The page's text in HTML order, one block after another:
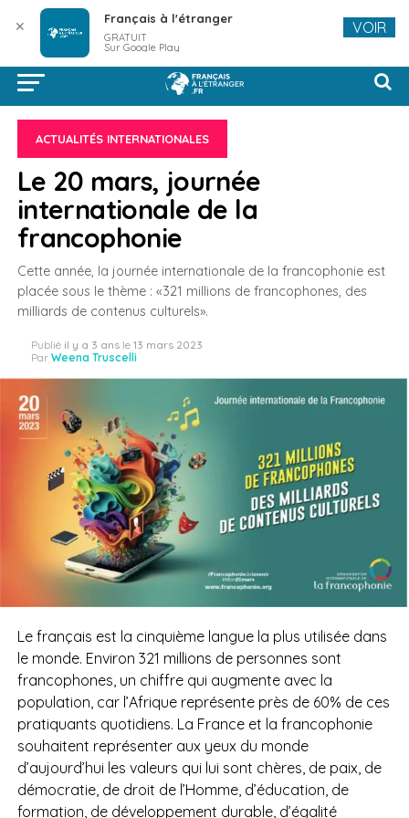
ACTUALITÉS INTERNATIONALES
Le 20 mars, journée
internationale de la
francophonie
Cette année, la journée internationale de la francophonie est
placée sous le thème : «321 millions de francophones, des
milliards de contenus culturels».
Publié il y a 3 ans le 13 mars 2023
Par Weena Truscelli
Le français est la cinquième langue la plus utilisée dans
le monde. Environ 321 millions de personnes sont
francophones, un chiffre qui augmente avec la
population, car l’Afrique représente près de 60% de ces
pratiquants quotidiens. La France et la francophonie
souhaitent représenter aux yeux du monde
d’aujourd’hui les valeurs qui lui sont chères, de paix, de
démocratie, de droit de l’Homme, d’éducation, de
formation, de développement durable, d’égalité
✕ Français à l'étranger
GRATUIT
Sur Google Play
VOIR